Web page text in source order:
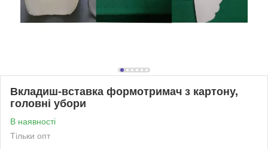
Вкладиш-вставка формотримач з картону,
головні убори
В наявності
Тільки опт